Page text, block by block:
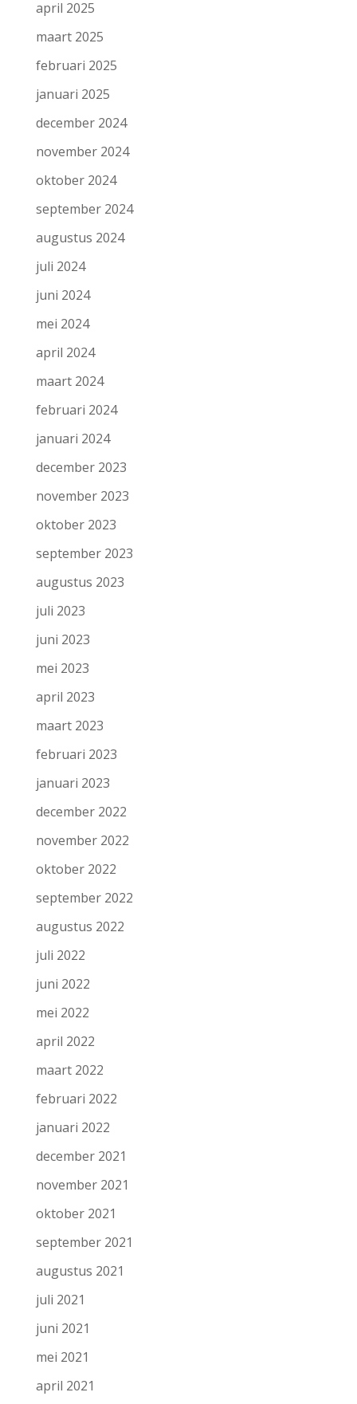
april 2025
maart 2025
februari 2025
januari 2025
december 2024
november 2024
oktober 2024
september 2024
augustus 2024
juli 2024
juni 2024
mei 2024
april 2024
maart 2024
februari 2024
januari 2024
december 2023
november 2023
oktober 2023
september 2023
augustus 2023
juli 2023
juni 2023
mei 2023
april 2023
maart 2023
februari 2023
januari 2023
december 2022
november 2022
oktober 2022
september 2022
augustus 2022
juli 2022
juni 2022
mei 2022
april 2022
maart 2022
februari 2022
januari 2022
december 2021
november 2021
oktober 2021
september 2021
augustus 2021
juli 2021
juni 2021
mei 2021
april 2021